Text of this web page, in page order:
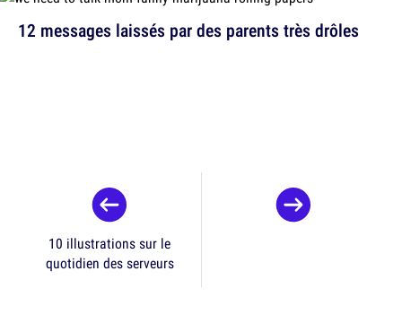
12 messages laissés par des parents très drôles
10 illustrations sur le
quotidien des serveurs